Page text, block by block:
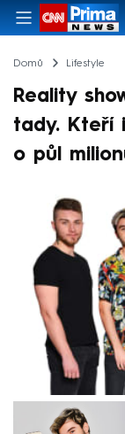
Domů Lifestyle
Reality
tady. Kteří
o půl